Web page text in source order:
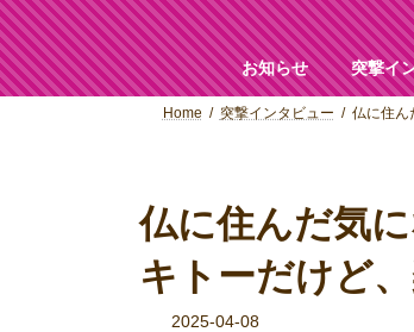
ス
キ
ッ
プ
ン
に
移
動
お知らせ 突撃イ
Home 突撃インタビュー 仏に住
仏に住んだ気
キトーだけど
2025-04-08